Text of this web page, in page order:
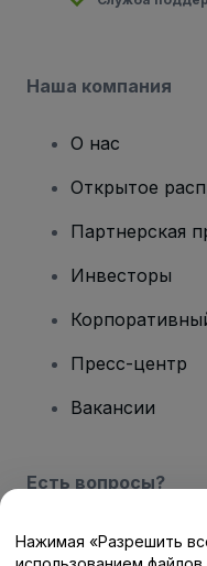
Наша компания
О нас
Открытое
Партнерская
Инвесторы
Пресс-центр
Вакансии
Есть вопросы?
Центр помощи
Нажимая «Разрешить